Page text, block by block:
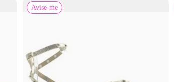
Avise-me